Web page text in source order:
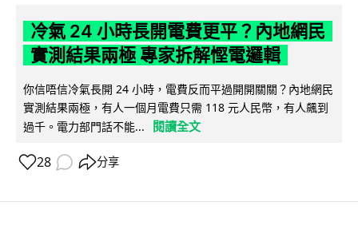
冷氣 24 小時長開電費更平？內地網民
實測結果兩極 專家拆解慳電邏輯
你信唔信冷氣長開 24 小時，電費反而平過開開關關？內地網民
實測結果兩極，有人一個月電費只需 118 元人民幣，有人飆到
過千。電力部門話不能...
閱讀全文
28 分享